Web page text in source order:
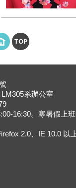
TOP
系辦公室
16:30。寒暑假上
2.0、IE 10.0 以